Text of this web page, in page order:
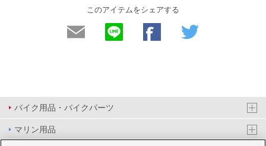
このアイテムをシェアする
バイク用品・バイクパーツ
マリン用品